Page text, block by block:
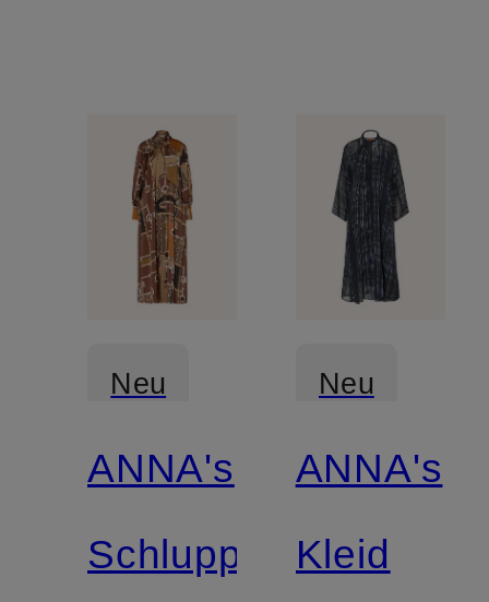
Neu
ANNA's
Schluppenkleid
Neu
ANNA's
Kleid